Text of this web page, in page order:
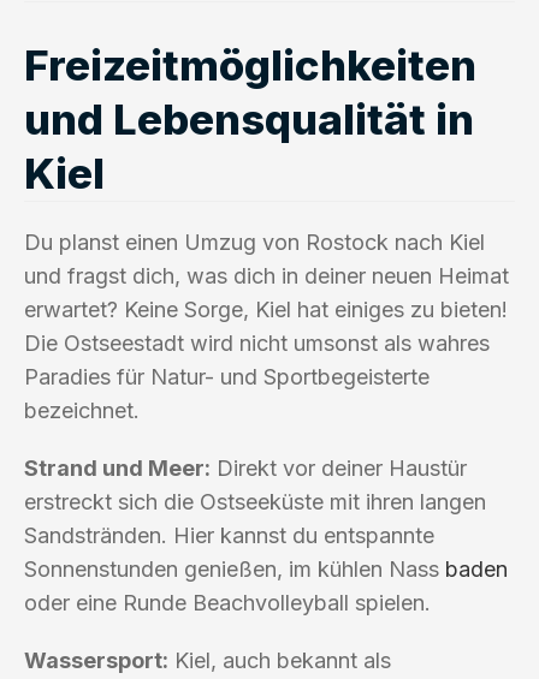
Freizeitmöglichkeiten
und Lebensqualität in
Kiel
Du planst einen Umzug von Rostock nach Kiel
und fragst dich, was dich in deiner neuen Heimat
erwartet? Keine Sorge, Kiel hat einiges zu bieten!
Die Ostseestadt wird nicht umsonst als wahres
Paradies für Natur- und Sportbegeisterte
bezeichnet.
Strand und Meer: Direkt vor deiner Haustür
erstreckt sich die Ostseeküste mit ihren langen
Sandstränden. Hier kannst du entspannte
Sonnenstunden genießen, im kühlen Nass baden
oder eine Runde Beachvolleyball spielen.
Wassersport: Kiel, auch bekannt als